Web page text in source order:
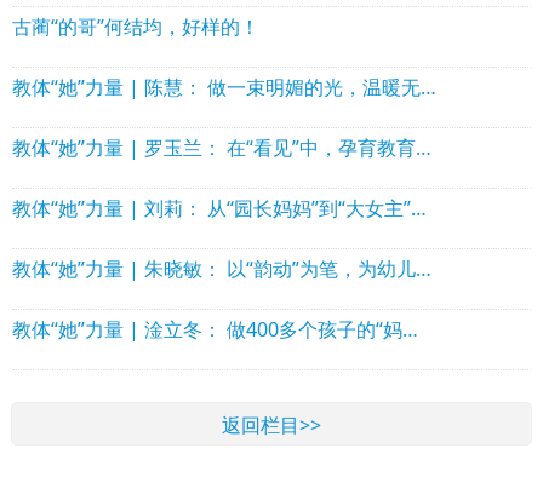
古蔺“的哥”何结均，好样的！
教体“她”力量 | 陈慧： 做一束明媚的光，温暖无数童年
教体“她”力量 | 罗玉兰： 在“看见”中，孕育教育的“幸福力”
教体“她”力量 | 刘莉： 从“园长妈妈”到“大女主”的温暖与果敢
教体“她”力量 | 朱晓敏： 以“韵动”为笔，为幼儿绘就幸福底色
教体“她”力量 | 淦立冬： 做400多个孩子的“妈妈”与“造梦师”
返回栏目>>